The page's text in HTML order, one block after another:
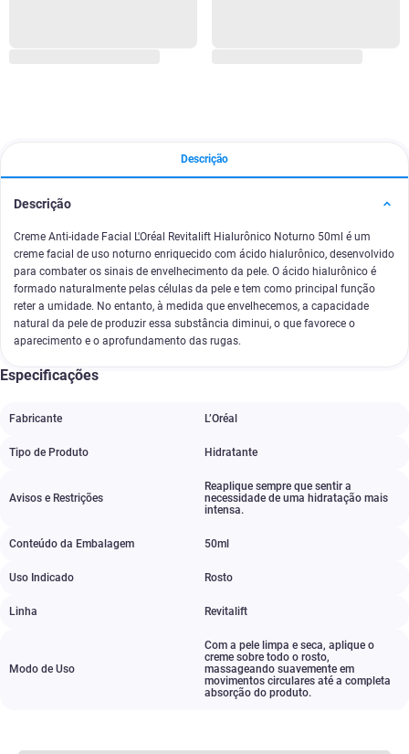
Descrição
Descrição
Creme Anti-idade Facial L'Oréal Revitalift Hialurônico Noturno 50ml é um
creme facial de uso noturno enriquecido com ácido hialurônico, desenvolvido
para combater os sinais de envelhecimento da pele. O ácido hialurônico é
formado naturalmente pelas células da pele e tem como principal função
reter a umidade. No entanto, à medida que envelhecemos, a capacidade
natural da pele de produzir essa substância diminui, o que favorece o
aparecimento e o aprofundamento das rugas.
Especificações
Fabricante L’Oréal
Tipo de Produto Hidratante
Avisos e Restrições
Reaplique sempre que sentir a
necessidade de uma hidratação mais
intensa.
Conteúdo da Embalagem 50ml
Uso Indicado Rosto
Linha Revitalift
Modo de Uso
Com a pele limpa e seca, aplique o
creme sobre todo o rosto,
massageando suavemente em
movimentos circulares até a completa
absorção do produto.